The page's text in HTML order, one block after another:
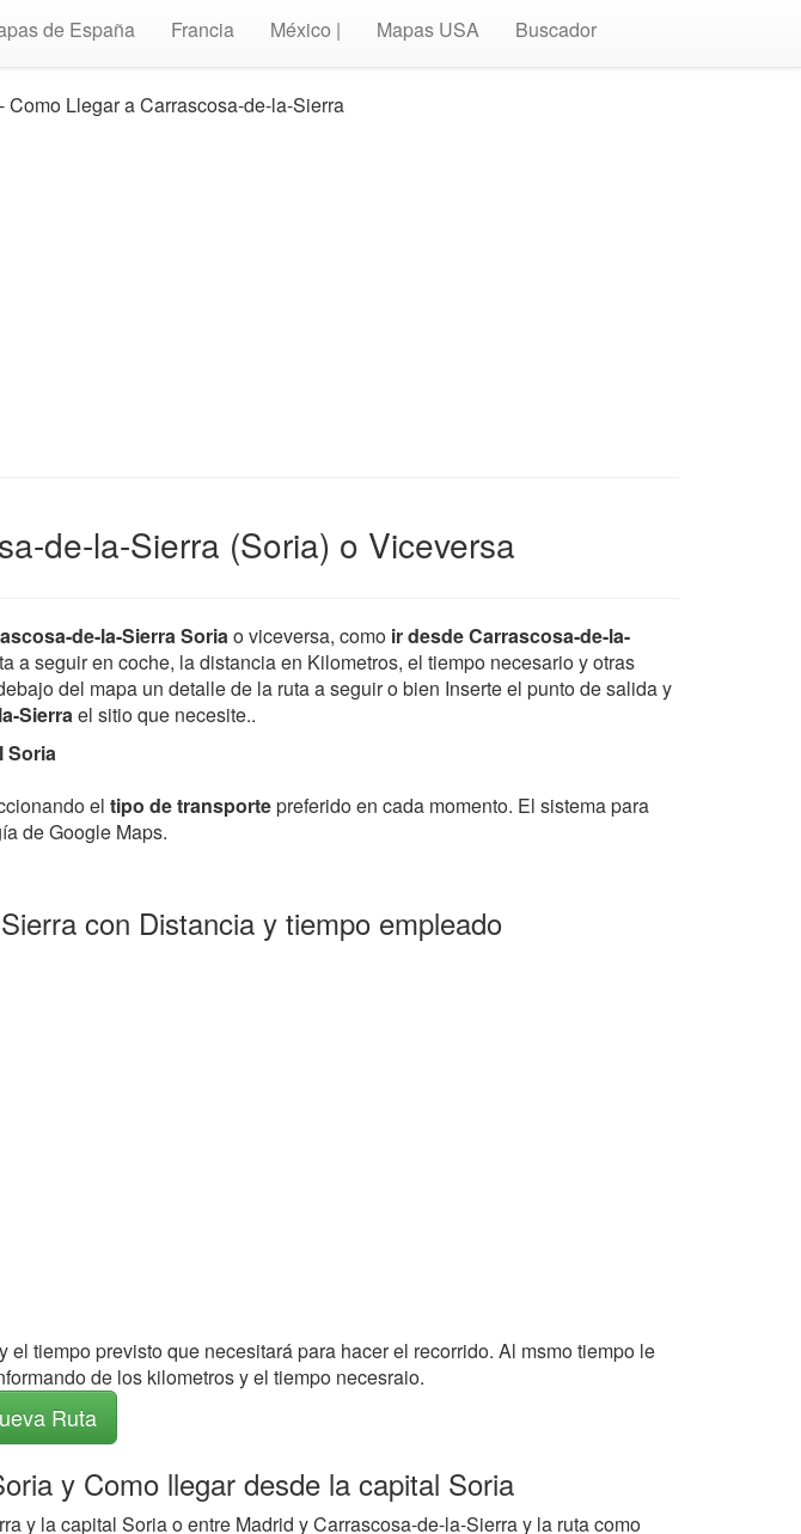
de España Francia México | Mapas USA Buscador
Como Llegar a Carrascosa-de-la-Sierra
de-la-Sierra (Soria) o Viceversa
de-la-Sierra Soriao viceversa, como ir desde Carrascosa-de-la-
a seguir en coche, la distancia en Kilometros, el tiempo necesario y otras
del mapa un detalle de la ruta a seguir o bien Inserte el punto de salida y
Sierrael sitio que necesite..
Soria
el tipo de transportepreferido en cada momento. El sistema para
de Google Maps.
con Distancia y tiempo empleado
tiempo previsto que necesitará para hacer el recorrido. Al msmo tiempo le
de los kilometros y el tiempo necesraio.
Ruta
y Como llegar desde la capital Soria
y la capital Soria o entre Madrid y Carrascosa-de-la-Sierra y la ruta como